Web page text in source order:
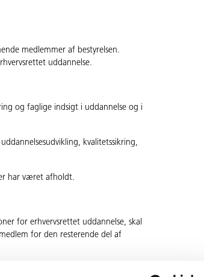
medlemmer af bestyrelsen.
uddannelse.
og faglige indsigt i uddannelse og i
kvalitetssikring,
har været afholdt.
for erhvervsrettet uddannelse, skal
for den resterende del af
blive udpeget som medlem af